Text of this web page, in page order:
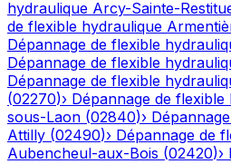
hydraulique Arcy-Sainte-
de flexible hydraulique
Dépannage de flexible
Dépannage de flexible
Dépannage de flexible
(02270)› Dépannage de flexible
sous-Laon (02840)›
Attilly (02490)› Dépannage de
Aubencheul-aux-Bois (02420)›